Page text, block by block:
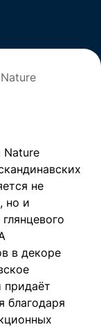
Nature
не
но и
в декоре
придаёт
благодаря